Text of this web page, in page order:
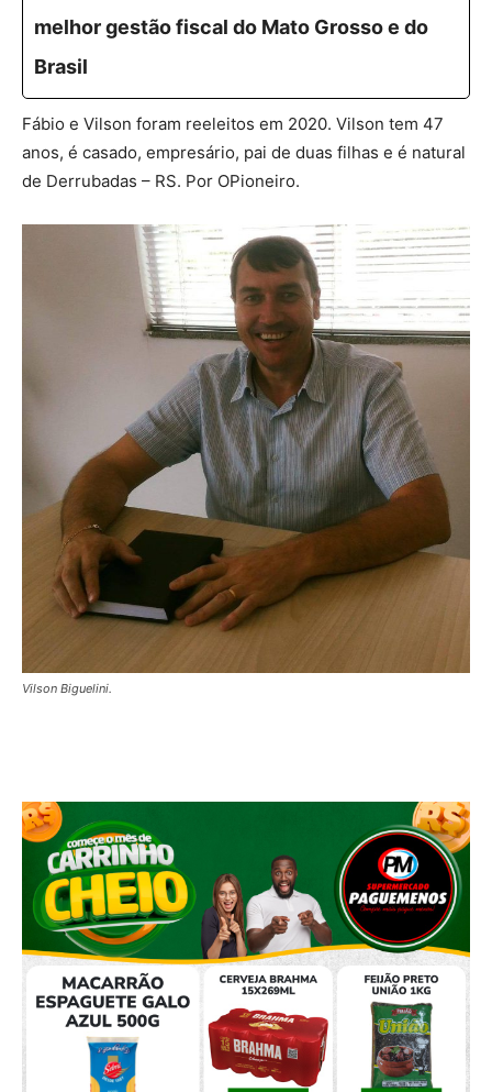
melhor gestão fiscal do Mato Grosso e do
Brasil
Fábio e Vilson foram reeleitos em 2020. Vilson tem 47
anos, é casado, empresário, pai de duas filhas e é natural
de Derrubadas – RS. Por OPioneiro.
Vilson Biguelini.